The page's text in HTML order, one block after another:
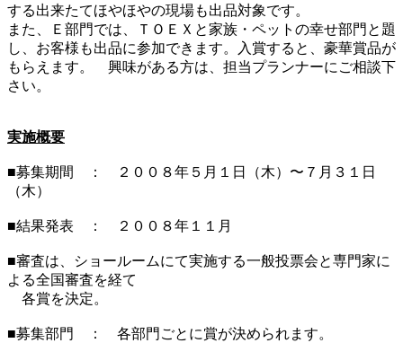
する出来たてほやほやの現場も出品対象です。
また、Ｅ部門では、ＴＯＥＸと家族・ペットの幸せ部門と題
し、お客様も出品に参加できます。入賞すると、豪華賞品が
もらえます。 興味がある方は、担当プランナーにご相談下
さい。
実施概要
■募集期間 ： ２００８年５月１日（木）〜７月３１日
（木）
■結果発表 ： ２００８年１１月
■審査は、ショールームにて実施する一般投票会と専門家に
よる全国審査を経て
各賞を決定。
■募集部門 ： 各部門ごとに賞が決められます。